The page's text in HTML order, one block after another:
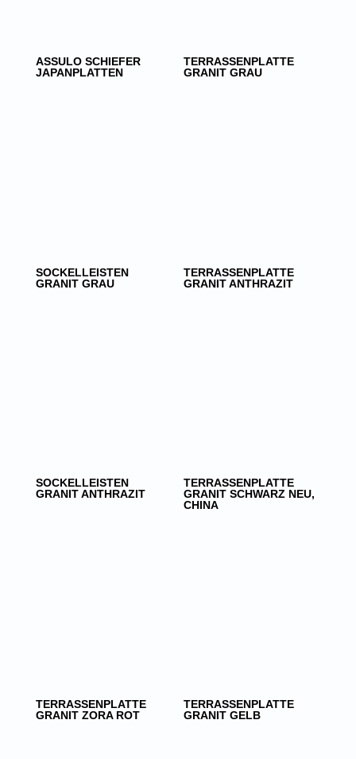
ASSULO SCHIEFER
JAPANPLATTEN
TERRASSENPLATTE
GRANIT GRAU
SOCKELLEISTEN
GRANIT GRAU
TERRASSENPLATTE
GRANIT ANTHRAZIT
SOCKELLEISTEN
GRANIT ANTHRAZIT
TERRASSENPLATTE
GRANIT SCHWARZ NEU,
CHINA
TERRASSENPLATTE
GRANIT ZORA ROT
TERRASSENPLATTE
GRANIT GELB